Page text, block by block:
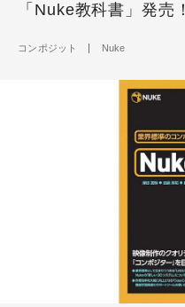
「Nuke教科書」発売！
コンポジット Nuke